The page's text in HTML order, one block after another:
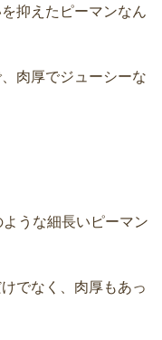
抑えたピーマンなん
肉厚でジューシーな
うな細長いピーマン
でなく、肉厚もあっ